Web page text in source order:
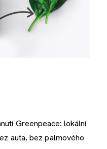
Greenpeace: lokální
auta, bez palmového